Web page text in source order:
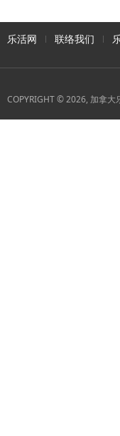
乐活网 联络我们
COPYRIGHT © 2026, 加拿大